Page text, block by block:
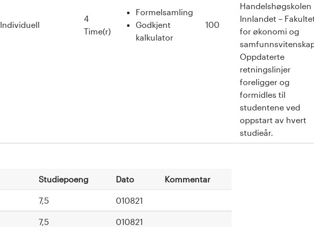
Individuell
4
Time(r)
Formelsamling
Godkjent
kalkulator
100
Handelshøgskolen
Innlandet –
for økonomi og
Oppdaterte
retningslinjer
foreligger og
formidles til
studentene ved
oppstart av hvert
studieår.
Studiepoeng Dato Kommentar
7,5 010821
7,5 010821